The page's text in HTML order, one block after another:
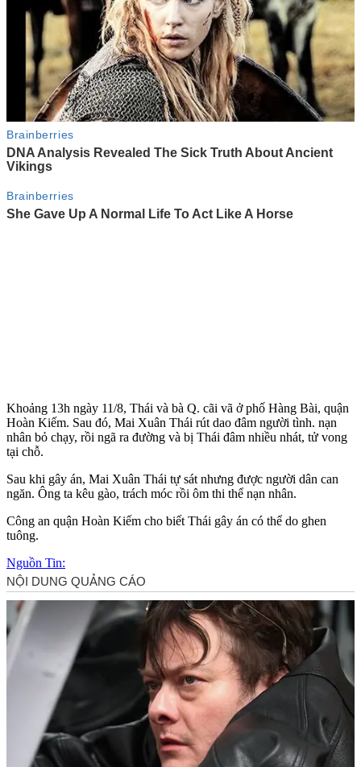
Khoảng 13h ngày 11/8, Thái và bà Q. cãi vã ở phố Hàng Bài, quận
Hoàn Kiếm. Sau đó, Mai Xuân Thái rút dao đâm ngư‌ời tìn‌h. nạn
nhân bỏ chạy, rồi ngã ra đường và bị Thái đâm nhiều nhát, t‌ử von‌g
tại chỗ.
Sau khi gây án, Mai Xuân Thái t‌ּự sá‌ּt nhưng được người dân can
ngăn. Ông ta kêu gào, trách móc rồi ôm th‌i th‌ể nạn nhân.
Công an quận Hoàn Kiếm cho biết Thái gây án có thể do ghen
tuông.
Nguồn Tin: